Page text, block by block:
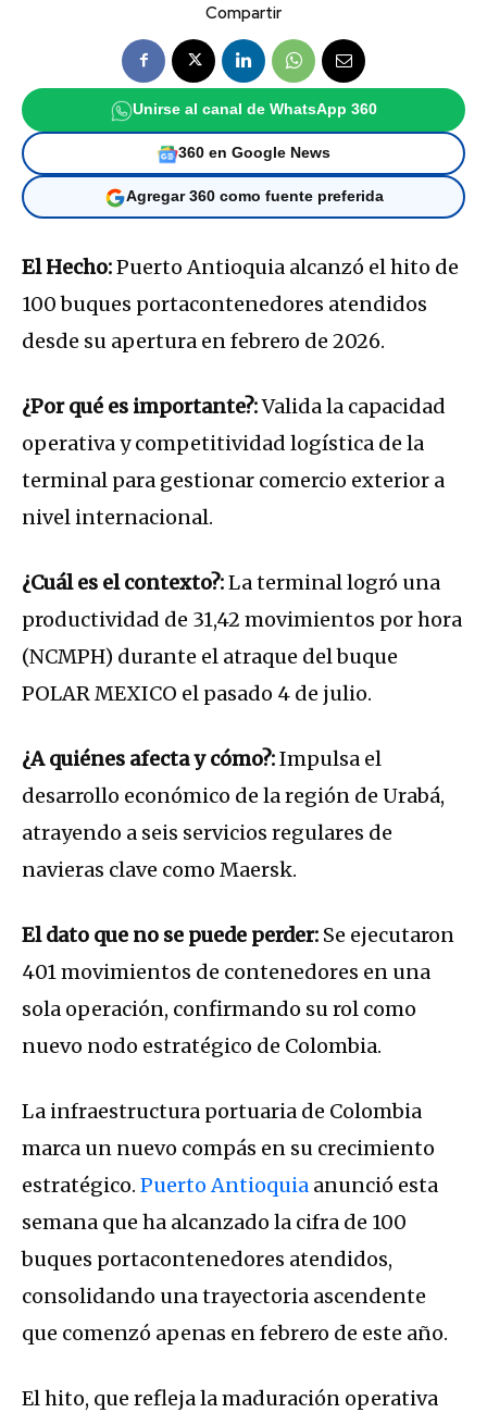
Compartir
Unirse al canal de WhatsApp 360
360 en Google News
Agregar 360 como fuente preferida
El Hecho:Puerto Antioquia alcanzó el hito de
100 buques portacontenedores atendidos
desde su apertura en febrero de 2026.
¿Por qué es importante?:Valida la capacidad
operativa y competitividad logística de la
terminal para gestionar comercio exterior a
nivel internacional.
¿Cuál es el contexto?:La terminal logró una
productividad de 31,42 movimientos por hora
(NCMPH) durante el atraque del buque
POLAR MEXICO el pasado 4 de julio.
¿A quiénes afecta y cómo?:Impulsa el
desarrollo económico de la región de Urabá,
atrayendo a seis servicios regulares de
navieras clave como Maersk.
El dato que no se puede perder: Se ejecutaron
401 movimientos de contenedores en una
sola operación, confirmando su rol como
nuevo nodo estratégico de Colombia.
La infraestructura portuaria de Colombia
marca un nuevo compás en su crecimiento
estratégico. Puerto Antioquia anunció esta
semana que ha alcanzado la cifra de 100
buques portacontenedores atendidos,
consolidando una trayectoria ascendente
que comenzó apenas en febrero de este año.
El hito, que refleja la maduración operativa